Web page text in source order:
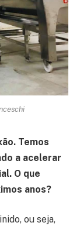
Temos
a acelerar
O que
anos?
ou seja,